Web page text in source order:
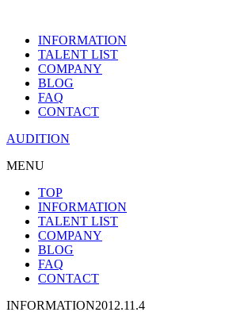
INFORMATION
TALENT LIST
COMPANY
BLOG
FAQ
CONTACT
AUDITION
MENU
TOP
INFORMATION
TALENT LIST
COMPANY
BLOG
FAQ
CONTACT
INFORMATION2012.11.4